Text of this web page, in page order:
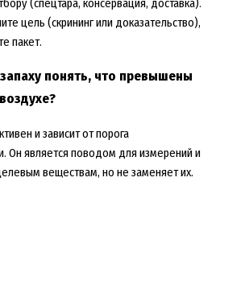
(спецтара, консервация, доставка).
цель (скрининг или доказательство),
пакет.
понять, что превышены
и зависит от порога
Он является поводом для измерений и
веществам, но не заменяет их.